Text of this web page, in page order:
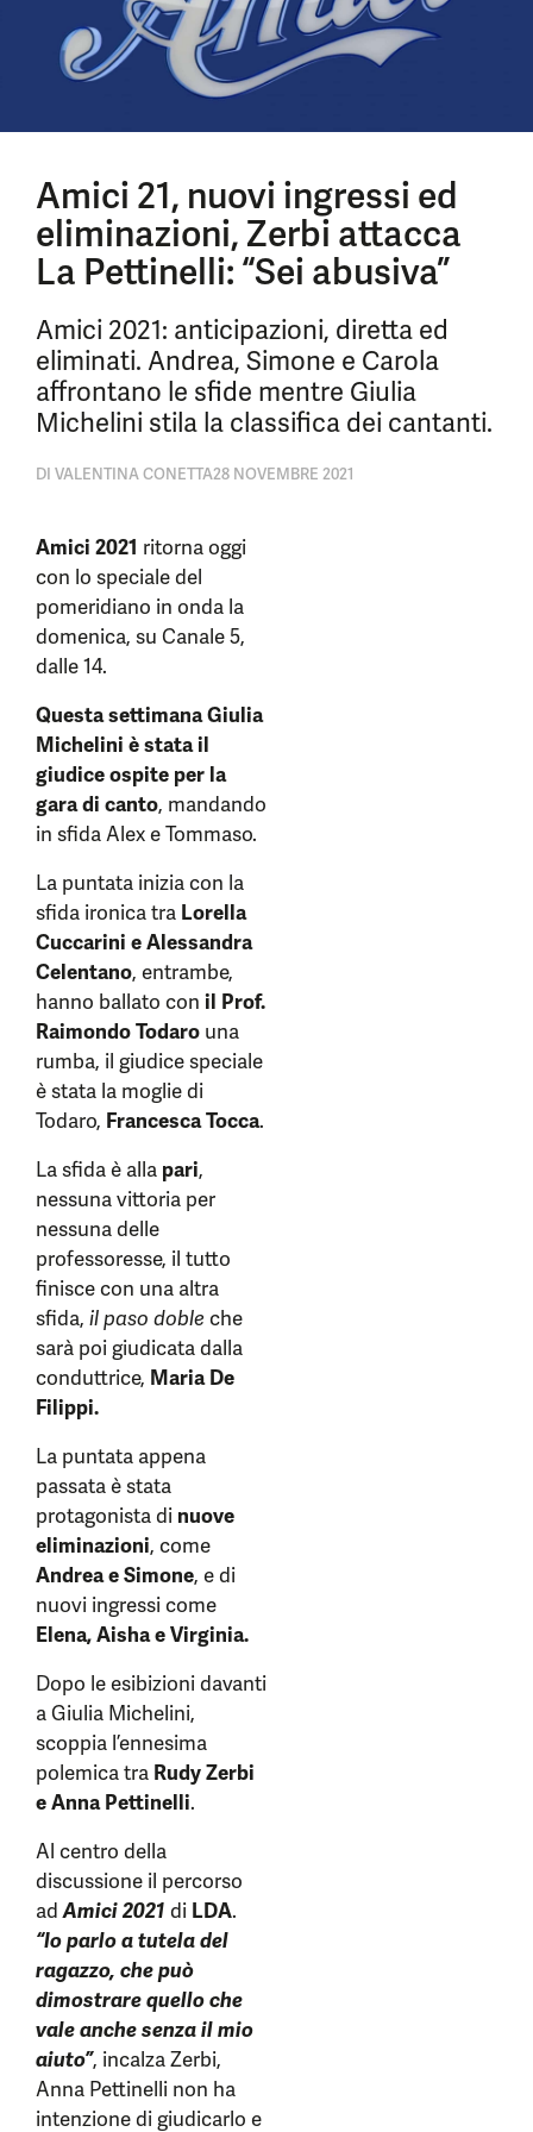
Amici 21, nuovi ingressi ed
eliminazioni, Zerbi attacca
La Pettinelli: “Sei abusiva”
Amici 2021: anticipazioni, diretta ed
eliminati. Andrea, Simone e Carola
affrontano le sfide mentre Giulia
Michelini stila la classifica dei cantanti.
DI VALENTINA CONETTA28 NOVEMBRE 2021
Amici 2021 ritorna oggi
con lo speciale del
pomeridiano in onda la
domenica, su Canale 5,
dalle 14.
Questa settimana Giulia
Michelini è stata il
giudice ospite per la
gara di canto, mandando
in sfida Alex e Tommaso.
La puntata inizia con la
sfida ironica tra Lorella
Cuccarini e Alessandra
Celentano, entrambe,
hanno ballato con il Prof.
Raimondo Todaro una
rumba, il giudice speciale
è stata la moglie di
Todaro, Francesca Tocca.
La sfida è alla pari,
nessuna vittoria per
nessuna delle
professoresse, il tutto
finisce con una altra
sfida, il paso doble che
sarà poi giudicata dalla
conduttrice, Maria De
Filippi.
La puntata appena
passata è stata
protagonista di nuove
eliminazioni, come
Andrea e Simone, e di
nuovi ingressi come
Elena, Aisha e Virginia.
Dopo le esibizioni davanti
a Giulia Michelini,
scoppia l’ennesima
polemica tra Rudy Zerbi
e Anna Pettinelli.
Al centro della
discussione il percorso
adAmici 2021 di LDA.
“Io parlo a tutela del
ragazzo, che può
dimostrare quello che
vale anche senza il mio
aiuto”, incalza Zerbi,
Anna Pettinelli non ha
intenzione di giudicarlo e